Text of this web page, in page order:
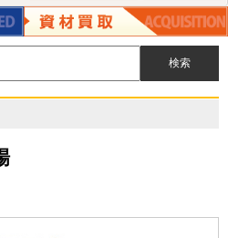
900 営業時間 8:00～17:00（日・祝除
FAX申込み 054-
202-5089
メールでのお
問い合わせ
資材買取